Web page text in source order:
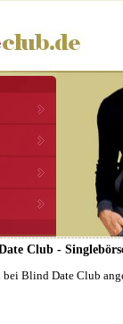
Club -
bei Blind Date Club